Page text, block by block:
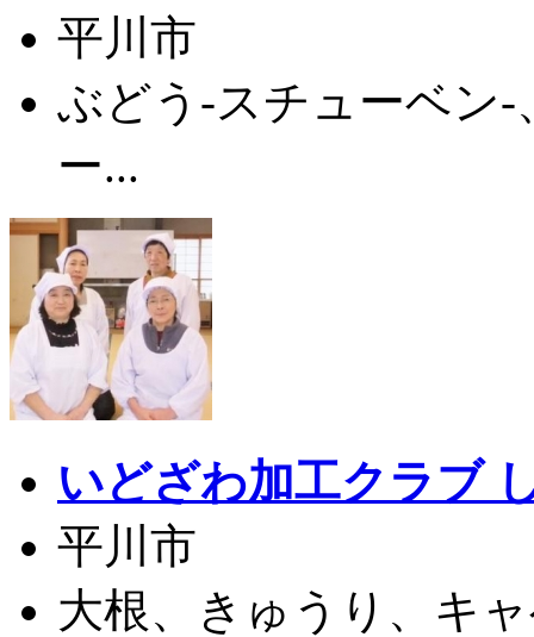
平川市
ぶどう-スチューベン
ー...
いどざわ加工クラブ
平川市
大根、きゅうり、キ